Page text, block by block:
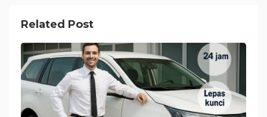
Related Post